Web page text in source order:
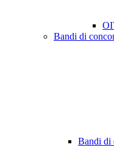
Bandi di
Bandi di